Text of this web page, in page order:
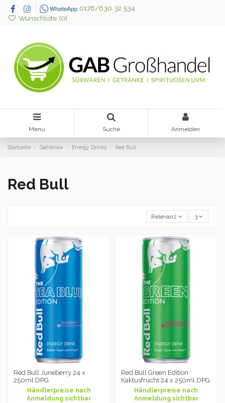
0176/630 32 534
Wunschliste (0)
Menu Suche Anmelden
Startseite Getränke Energy Drinks Red Bull
Red Bull
Relevanz 3
Red Bull Juneberry 24 x
250ml DPG
Händlerpreise nach
Anmeldung sichtbar
Red Bull Green Edition
Kaktusfrucht 24 x 250ml DPG
Händlerpreise nach
Anmeldung sichtbar